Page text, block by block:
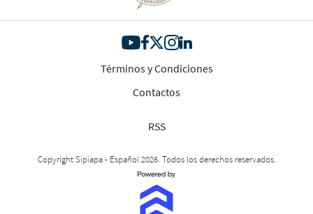
Términos y Condiciones
Contactos
RSS
Copyright Sipiapa - Español 2026. Todos los derechos reservados.